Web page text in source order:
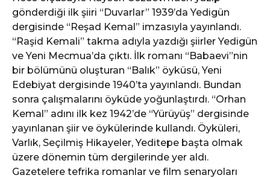
gönderdiği ilk şiiri “Duvarlar” 1939’da Yedigün
dergisinde “Reşad Kemal” imzasıyla yayınlandı.
“Raşid Kemali” takma adıyla yazdığı şiirler Yedigün
ve Yeni Mecmua’da çıktı. İlk romanı “Babaevi”nin
bir bölümünü oluşturan “Balık” öyküsü, Yeni
Edebiyat dergisinde 1940’ta yayınlandı. Bundan
sonra çalışmalarını öyküde yoğunlaştırdı. “Orhan
Kemal” adını ilk kez 1942’de “Yürüyüş” dergisinde
yayınlanan şiir ve öykülerinde kullandı. Öyküleri,
Varlık, Seçilmiş Hikayeler, Yeditepe başta olmak
üzere dönemin tüm dergilerinde yer aldı.
Gazetelere tefrika romanlar ve film senaryoları